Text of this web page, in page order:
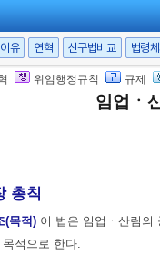
유 연혁 신구법비교 법령
위임행정규칙 규제
임업ㆍ
칙
(목적) 이 법은 임업ㆍ산림의
목적으로 한다.